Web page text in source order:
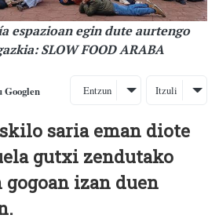
espazioan egin dute aurtengo
SLOW FOOD ARABA
Googlen Entzun Itzuli
saria eman diote
gutxi zendutako
izan duen